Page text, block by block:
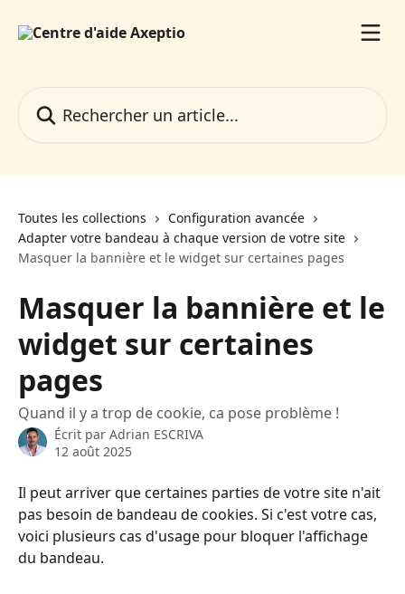
Toutes les collections
Configuration avancée
Adapter votre bandeau à chaque version de votre site
Masquer la bannière et le widget sur certaines pages
Masquer la bannière et le
widget sur certaines
pages
Quand il y a trop de cookie, ca pose problème !
Écrit par Adrian ESCRIVA
12 août 2025
Il peut arriver que certaines parties de votre site n'ait
pas besoin de bandeau de cookies. Si c'est votre cas,
voici plusieurs cas d'usage pour bloquer l'affichage
du bandeau.